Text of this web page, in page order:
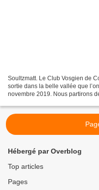
Soultzmatt. Le Club Vosgien de
sortie dans la belle vallée que
novembre 2019. Nous partirons
Hébergé par Overblog
Top articles
Pages